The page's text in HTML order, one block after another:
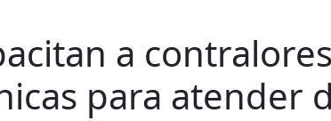
a
para atender